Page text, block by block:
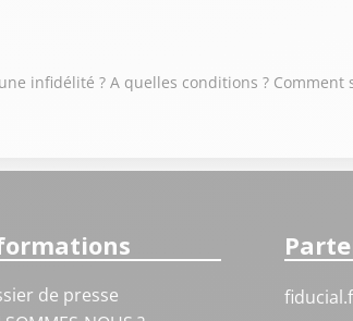
infidélité ? A quelles conditions ? Comment
de presse